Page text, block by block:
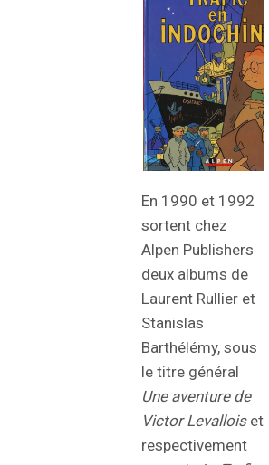
En 1990 et 1992
sortent chez
Alpen Publishers
deux albums de
Laurent Rullier et
Stanislas
Barthélémy, sous
le titre général
Une aventure de
Victor Levalloiset
respectivement